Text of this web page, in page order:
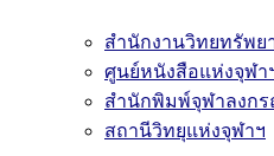
สำนักงานวิทยทรัพย
ศูนย์หนังสือแห่งจุฬา
สำนักพิมพ์จุฬาลงก
สถานีวิทยุแห่งจุฬาฯ